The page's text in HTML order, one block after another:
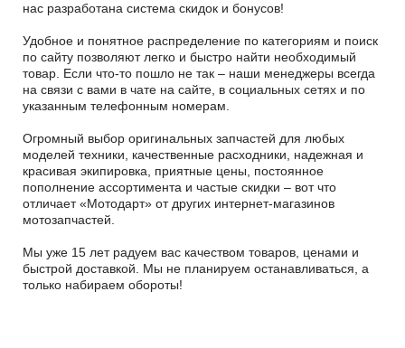
нас разработана система скидок и бонусов!
Удобное и понятное распределение по категориям и поиск
по сайту позволяют легко и быстро найти необходимый
товар. Если что-то пошло не так – наши менеджеры всегда
на связи с вами в чате на сайте, в социальных сетях и по
указанным телефонным номерам.
Огромный выбор оригинальных запчастей для любых
моделей техники, качественные расходники, надежная и
красивая экипировка, приятные цены, постоянное
пополнение ассортимента и частые скидки – вот что
отличает «Мотодарт» от других интернет-магазинов
мотозапчастей.
Мы уже 15 лет радуем вас качеством товаров, ценами и
быстрой доставкой. Мы не планируем останавливаться, а
только набираем обороты!